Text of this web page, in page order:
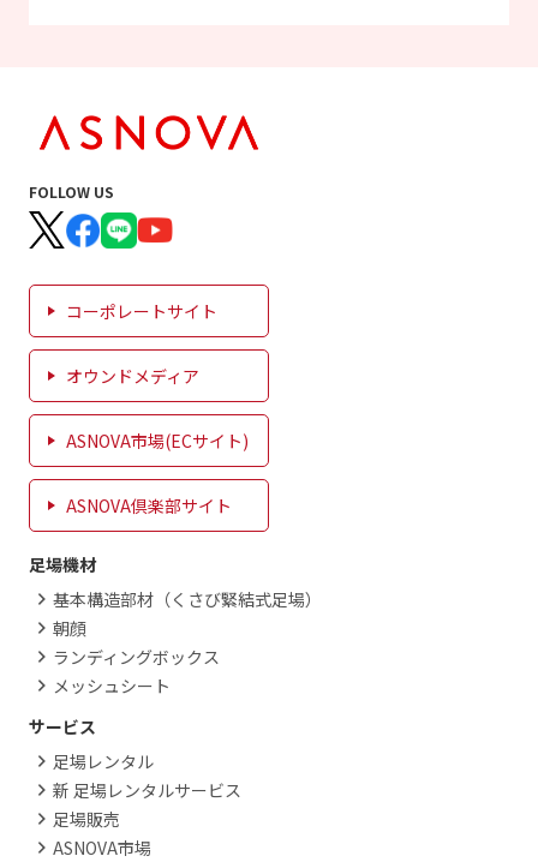
FOLLOW US
コーポレートサイト
オウンドメディア
ASNOVA市場(ECサイト)
ASNOVA倶楽部サイト
足場機材
基本構造部材（くさび緊結式足場）
朝顔
ランディングボックス
メッシュシート
サービス
足場レンタル
新 足場レンタルサービス
足場販売
ASNOVA市場